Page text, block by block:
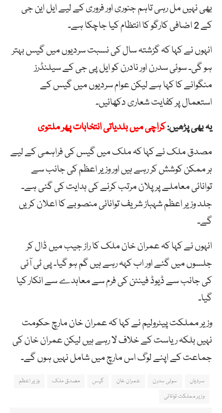
بھی نہیں مل رہی تاہم جنوری اور فروری کے لیے ایل این جی
کے 2 اضافی کارگو کا انتظام کیا جاچکا ہے۔
انہوں نے کہا کہ گزشتہ سال کی نسبت سردیوں میں گیس بہتر
ہو گی۔ سوئی سدرن اور نادرن کو ایل پی جی کے سیلنڈرز
منگوانے کا کہا ہے لیکن عوام سردیوں میں گیس کے
استعمال پر کفایت شعاری دکھائیں۔
یہ بھی پڑھیں:کراچی میں بلدیاتی انتخابات پھر ملتوی
مصدق ملک نے کہا کہ ملک میں گیس کی فراہمی کے لیے
ہر ممکن کوشش کر رہے ہیں اور وزیر اعظم کی جانب سے
توانائی معاملے پر پلان مرتب کرنے کی ہدایت کی گئی ہے۔
جلد وزیر اعظم شہباز شریف توانائی منصوبے کا اعلان کریں
گے۔
انہوں نے کہا کہ عمران خان ملک کا راز جیب میں ڈال کر
جلسوں میں گئے اور اب کہہ رہے ہیں گم ہو گیا۔ پی ٹی آئی
کی جانب سے ڈیوڈ فینٹن کی فرم سے معاہدے سے انکار کیا
گیا۔
وزیر مملکت پیٹرولیم نے کہا کہ عمران خان مارچ حکومت
نہیں بلکہ ریاست کے خلاف لا رہے ہیں لیکن عمران خان کی
جماعت کے اپنے لوگ اس مارچ میں شامل نہیں ہوں گے۔
سردیاں سوئی سدرن عمران خان گیس مصدق ملک
وزیر اعظم
وزیر مملکت توانائی